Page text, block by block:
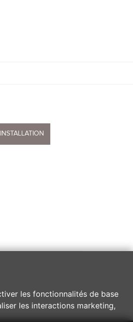
les fonctionnalités de base
les interactions marketing,